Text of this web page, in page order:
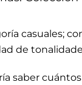
casuales;
de
saber